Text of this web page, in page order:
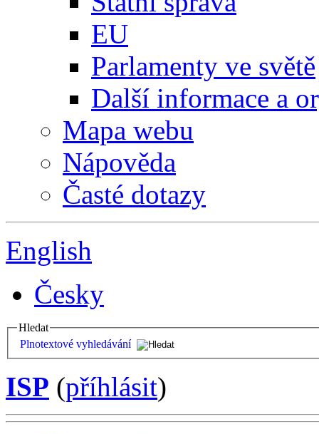
EU
Parlamenty ve světě
Další informace a
Mapa webu
Nápověda
Časté dotazy
English
Česky
Hledat
Plnotextové vyhledávání
ISP (příhlásit)